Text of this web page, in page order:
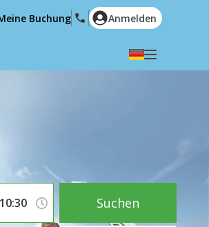
English (US)
Ελληνικά
Buchung Anmelden
Suchen